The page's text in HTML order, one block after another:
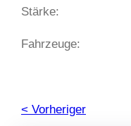
Stärke:
Fahrzeuge:
< Vorheriger